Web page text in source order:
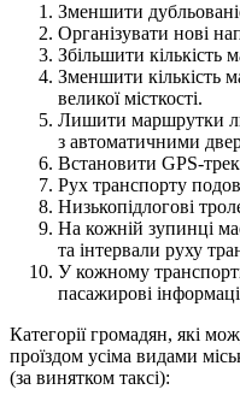
Зменшити
Організувати нові
Збільшити кількість
Зменшити кількість
великої місткості.
Лишити маршрутки
з автоматичними
Встановити GPS-
Рух транспорту
Низькопідлогові
На кожній зупинці
та інтервали руху
У кожному
пасажирові
Категорії громадян, які
проїздом усіма видами
(за винятком таксі):